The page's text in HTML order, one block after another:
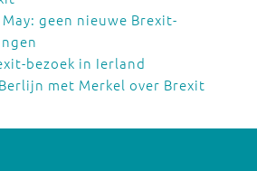
geen nieuwe Brexit-
bezoek in Ierland
met Merkel over Brexit